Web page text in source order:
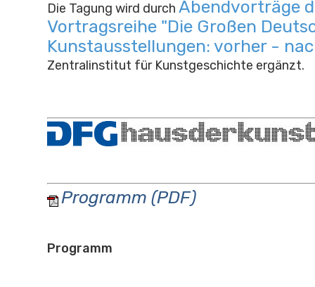
Die Tagung wird durch Abendvorträge
Vortragsreihe "Die Großen
Kunstausstellungen: vorher -
Zentralinstitut für Kunstgeschichte ergänzt.
Programm (PDF)
Programm